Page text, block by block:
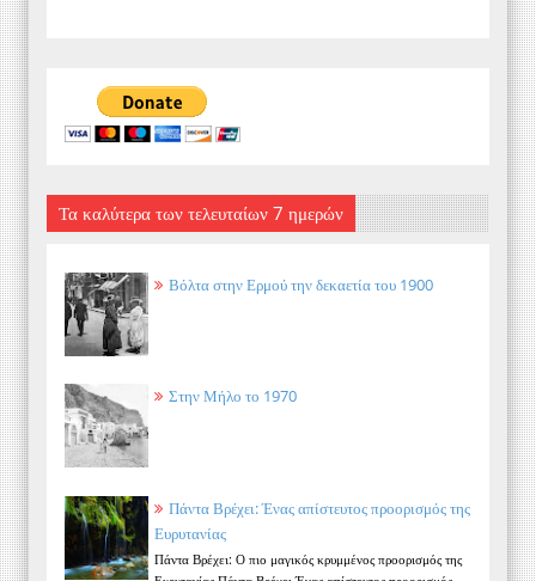
Τα καλύτερα των τελευταίων 7 ημερών
Βόλτα στην Ερμού την δεκαετία του 1900
Στην Μήλο το 1970
Πάντα Βρέχει: Ένας απίστευτος προορισμός της
Ευρυτανίας
Πάντα Βρέχει: Ο πιο μαγικός κρυμμένος προορισμός της